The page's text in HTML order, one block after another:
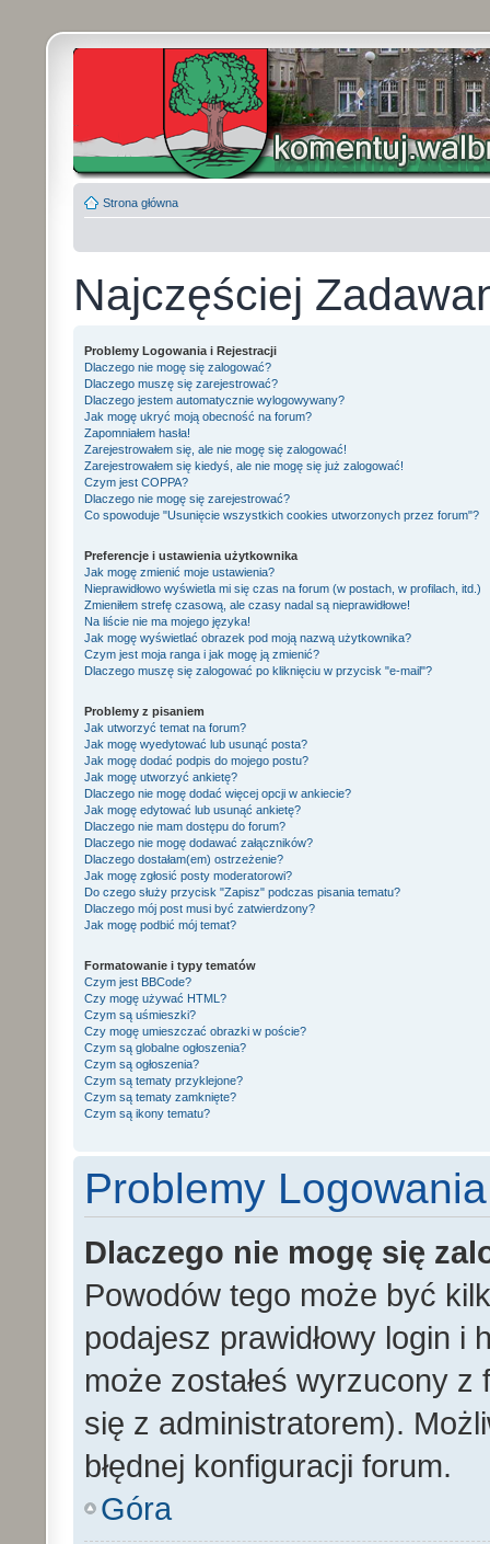
Strona główna
Najczęściej
Problemy Logowania i Rejestracji
Dlaczego nie mogę się zalogować?
Dlaczego muszę się zarejestrować?
Dlaczego jestem automatycznie wylogowywany?
Jak mogę ukryć moją obecność na forum?
Zapomniałem hasła!
Zarejestrowałem się, ale nie mogę się zalogować!
Zarejestrowałem się kiedyś, ale nie mogę się już zalogować!
Czym jest COPPA?
Dlaczego nie mogę się zarejestrować?
Co spowoduje "Usunięcie wszystkich cookies utworzonych przez forum"?
Preferencje i ustawienia użytkownika
Jak mogę zmienić moje ustawienia?
Nieprawidłowo wyświetla mi się czas na forum (w postach, w profilach, itd.)
Zmieniłem strefę czasową, ale czasy nadal są nieprawidłowe!
Na liście nie ma mojego języka!
Jak mogę wyświetlać obrazek pod moją nazwą użytkownika?
Czym jest moja ranga i jak mogę ją zmienić?
Dlaczego muszę się zalogować po kliknięciu w przycisk "e-mail"?
Problemy z pisaniem
Jak utworzyć temat na forum?
Jak mogę wyedytować lub usunąć posta?
Jak mogę dodać podpis do mojego postu?
Jak mogę utworzyć ankietę?
Dlaczego nie mogę dodać więcej opcji w ankiecie?
Jak mogę edytować lub usunąć ankietę?
Dlaczego nie mam dostępu do forum?
Dlaczego nie mogę dodawać załączników?
Dlaczego dostałam(em) ostrzeżenie?
Jak mogę zgłosić posty moderatorowi?
Do czego służy przycisk "Zapisz" podczas pisania tematu?
Dlaczego mój post musi być zatwierdzony?
Jak mogę podbić mój temat?
Formatowanie i typy tematów
Czym jest BBCode?
Czy mogę używać HTML?
Czym są uśmieszki?
Czy mogę umieszczać obrazki w poście?
Czym są globalne ogłoszenia?
Czym są ogłoszenia?
Czym są tematy przyklejone?
Czym są tematy zamknięte?
Czym są ikony tematu?
Problemy
Dlaczego nie mogę się
Powodów tego może być
podajesz prawidłowy login i
może zostałeś wyrzucony
się z administratorem).
błędnej konfiguracji forum.
Góra